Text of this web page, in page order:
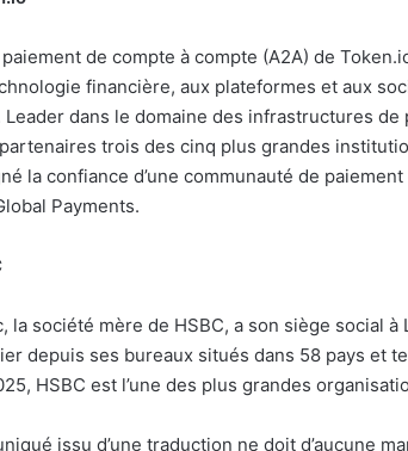
de compte à compte (A2A) de
financière, aux plateformes et aux
Leader dans le domaine des infrastructures
trois des cinq plus grandes
la confiance d’une communauté de
Payments.
la société mère de HSBC, a son siège social
depuis ses bureaux situés dans 58 pays et
HSBC est l’une des plus grandes
issu d’une traduction ne doit d’aucune